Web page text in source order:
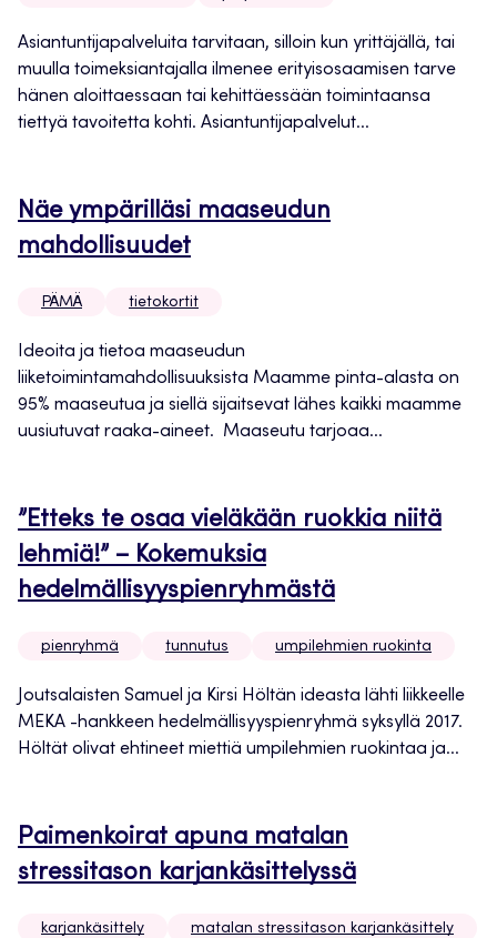
Asiantuntijapalveluita tarvitaan, silloin kun yrittäjällä, tai
muulla toimeksiantajalla ilmenee erityisosaamisen tarve
hänen aloittaessaan tai kehittäessään toimintaansa
tiettyä tavoitetta kohti. Asiantuntijapalvelut...
Näe ympärilläsi maaseudun
mahdollisuudet
PÄMÄ tietokortit
Ideoita ja tietoa maaseudun
liiketoimintamahdollisuuksista Maamme pinta-alasta on
95% maaseutua ja siellä sijaitsevat lähes kaikki maamme
uusiutuvat raaka-aineet. Maaseutu tarjoaa...
”Etteks te osaa vieläkään ruokkia niitä
lehmiä!” – Kokemuksia
hedelmällisyyspienryhmästä
pienryhmä tunnutus umpilehmien ruokinta
Joutsalaisten Samuel ja Kirsi Höltän ideasta lähti liikkeelle
MEKA -hankkeen hedelmällisyyspienryhmä syksyllä 2017.
Höltät olivat ehtineet miettiä umpilehmien ruokintaa ja...
Paimenkoirat apuna matalan
stressitason karjankäsittelyssä
karjankäsittely
matalan stressitason karjankäsittely